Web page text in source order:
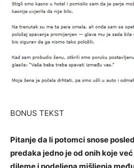
BONUS TEKST
Pitanje da li potomci snose
predaka jedno je od onih koje